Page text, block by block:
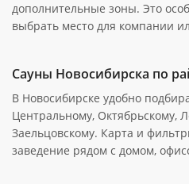
дополнительные зоны. Это
выбрать место для компании
Сауны Новосибирска по
В Новосибирске удобно
Центральному, Октябрьскому,
Заельцовскому. Карта и
заведение рядом с домом,